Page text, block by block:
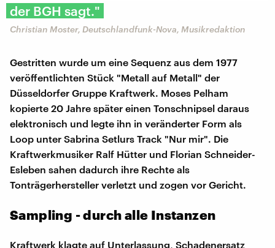
der BGH sagt."
Christian Moster, Deutschlandfunk-Nova, Musikredaktion
Gestritten wurde um eine Sequenz aus dem 1977
veröffentlichten Stück "Metall auf Metall" der
Düsseldorfer Gruppe Kraftwerk. Moses Pelham
kopierte 20 Jahre später einen Tonschnipsel daraus
elektronisch und legte ihn in veränderter Form als
Loop unter Sabrina Setlurs Track "Nur mir". Die
Kraftwerkmusiker Ralf Hütter und Florian Schneider-
Esleben sahen dadurch ihre Rechte als
Tonträgerhersteller verletzt und zogen vor Gericht.
Sampling - durch alle Instanzen
Kraftwerk klagte auf Unterlassung, Schadenersatz